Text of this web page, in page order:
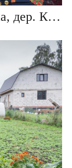
Логацкая Лилия Павловна, дер. Крупки, Беларусь